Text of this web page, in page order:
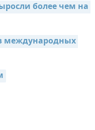
более чем на
международных